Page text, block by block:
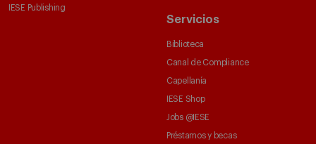
IESE Publishing
Servicios
Biblioteca
Canal de Compliance
Capellanía
IESE Shop
Jobs @IESE
Préstamos y becas